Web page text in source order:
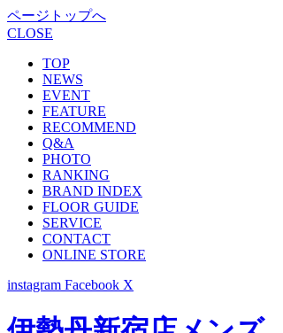
ページトップへ
CLOSE
TOP
NEWS
EVENT
FEATURE
RECOMMEND
Q&A
PHOTO
RANKING
BRAND INDEX
FLOOR GUIDE
SERVICE
CONTACT
ONLINE STORE
instagram Facebook X